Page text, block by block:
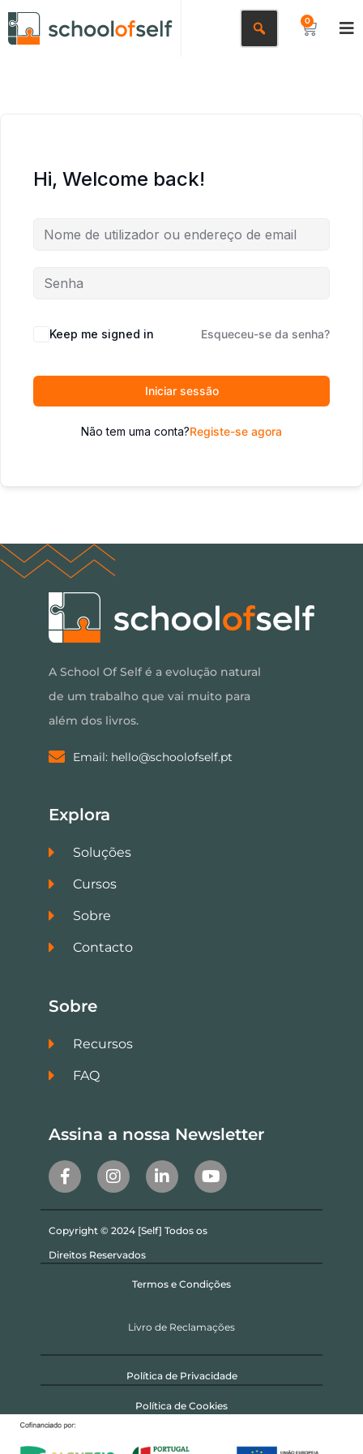
0
Hi, Welcome back!
Keep me signed in Esqueceu-se da senha?
Iniciar sessão
Não tem uma conta?Registe-se agora
A School Of Self é a evolução natural
de um trabalho que vai muito para
além dos livros.
Email: hello@schoolofself.pt
Explora
Soluções
Cursos
Sobre
Contacto
Sobre
Recursos
FAQ
Assina a nossa Newsletter
Copyright © 2024 [Self] Todos os
Direitos Reservados
Termos e Condições
Livro de Reclamações
Política de Privacidade
Política de Cookies